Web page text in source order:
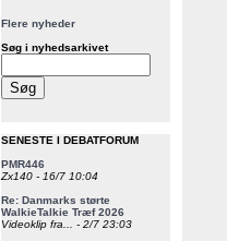
Flere nyheder
Søg i nyhedsarkivet
SENESTE I DEBATFORUM
PMR446
Zx140 - 16/7 10:04
Re: Danmarks størte
WalkieTalkie Træf 2026
Videoklip fra... - 2/7 23:03